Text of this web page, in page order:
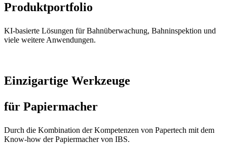
Produktportfolio
KI-basierte Lösungen für Bahnüberwachung, Bahninspektion und
viele weitere Anwendungen.
Einzigartige Werkzeuge
für Papiermacher
Durch die Kombination der Kompetenzen von Papertech mit dem
Know-how der Papiermacher von IBS.